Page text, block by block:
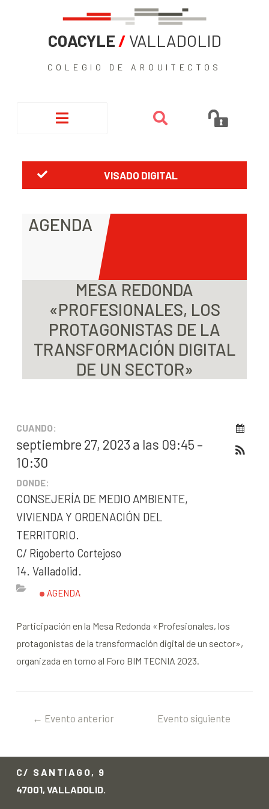
COACYLE / VALLADOLID
COLEGIO DE ARQUITECTOS
VISADO DIGITAL
AGENDA
MESA REDONDA
«PROFESIONALES, LOS
PROTAGONISTAS DE LA
TRANSFORMACIÓN DIGITAL
DE UN SECTOR»
CUANDO:
septiembre 27, 2023 a las 09:45 –
10:30
DONDE:
CONSEJERÍA DE MEDIO AMBIENTE,
VIVIENDA Y ORDENACIÓN DEL
TERRITORIO.
C/ Rigoberto Cortejoso
14. Valladolid.
AGENDA
Participación en la Mesa Redonda «Profesionales, los
protagonistas de la transformación digital de un sector»,
organizada en torno al Foro BIM TECNIA 2023.
← Evento anterior
Evento siguiente
C/ SANTIAGO, 9
47001, VALLADOLID.